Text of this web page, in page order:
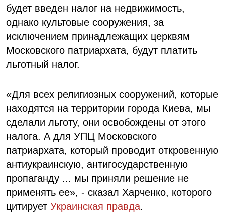
будет введен налог на недвижимость,
однако культовые сооружения, за
исключением принадлежащих церквям
Московского патриархата, будут платить
льготный налог.
«Для всех религиозных сооружений, которые
находятся на территории города Киева, мы
сделали льготу, они освобождены от этого
налога. А для УПЦ Московского
патриархата, который проводит откровенную
антиукраинскую, антигосударственную
пропаганду ... мы приняли решение не
применять ее», - сказал Харченко, которого
цитирует Украинская правда.